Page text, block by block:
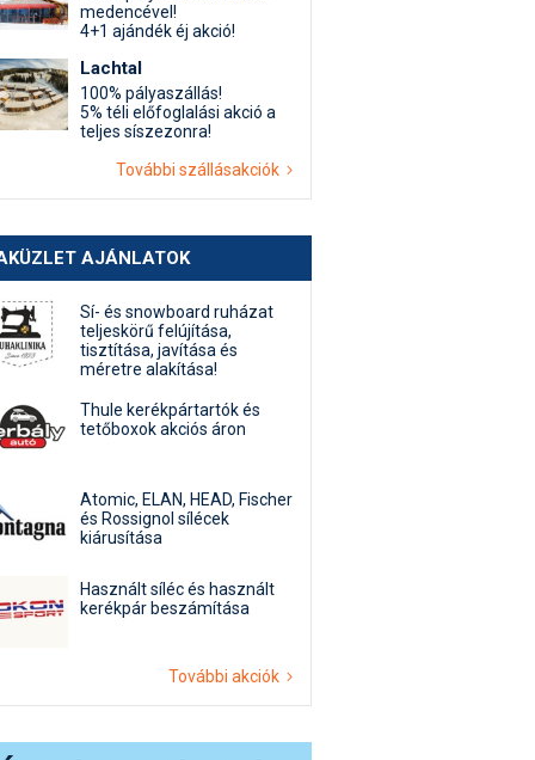
medencével!
4+1 ajándék éj akció!
Lachtal
100% pályaszállás!
5% téli előfoglalási akció a
teljes síszezonra!
További szállásakciók
AJÁNLATOK
Sí- és snowboard ruházat
teljeskörű felújítása,
tisztítása, javítása és
méretre alakítása!
Thule kerékpártartók és
tetőboxok akciós áron
Atomic, ELAN, HEAD, Fischer
és Rossignol sílécek
kiárusítása
Használt síléc és használt
kerékpár beszámítása
További akciók